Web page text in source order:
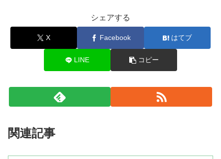
シェアする
X Facebook はてブ
LINE コピー
関連記事